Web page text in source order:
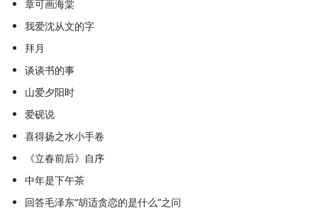
章可画海棠
我爱沈从文的字
拜月
谈谈书的事
山爱夕阳时
爱砚说
喜得扬之水小手卷
《立春前后》自序
中年是下午茶
回答毛泽东“胡适贪恋的是什么”之问